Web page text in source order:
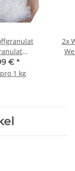
10kg
füllen
€ *
1 kg
2x